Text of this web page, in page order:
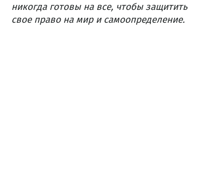
никогда готовы на все, чтобы защитить
свое право на мир и самоопределение.